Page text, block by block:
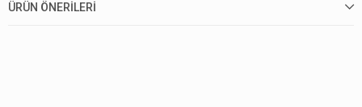
ÜRÜN ÖNERILERI